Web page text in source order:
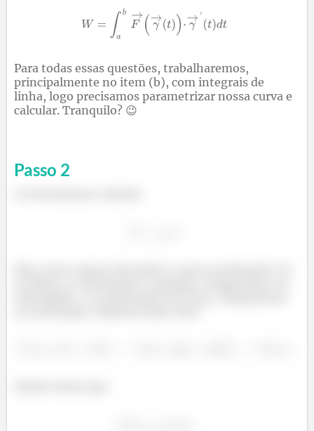
Para todas essas questões, trabalharemos,
principalmente no item (b), com integrais de
linha, logo precisamos parametrizar nossa curva e
calcular. Tranquilo? 😉
Passo 2